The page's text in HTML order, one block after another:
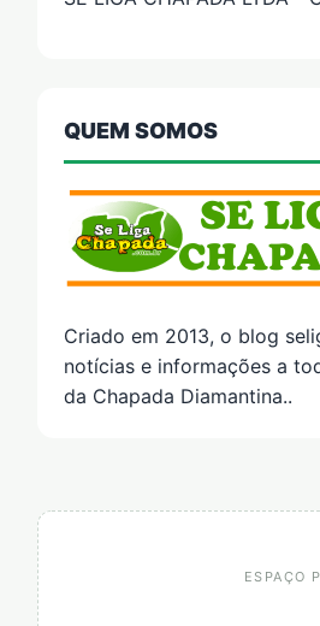
QUEM SOMOS
Criado em 2013, o blog
notícias e informações a
da Chapada Diamantina..
ESPAÇO